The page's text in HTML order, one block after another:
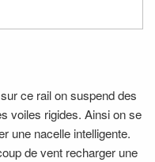
ce rail on suspend des
voiles rigides. Ainsi on se
une nacelle intelligente.
de vent recharger une